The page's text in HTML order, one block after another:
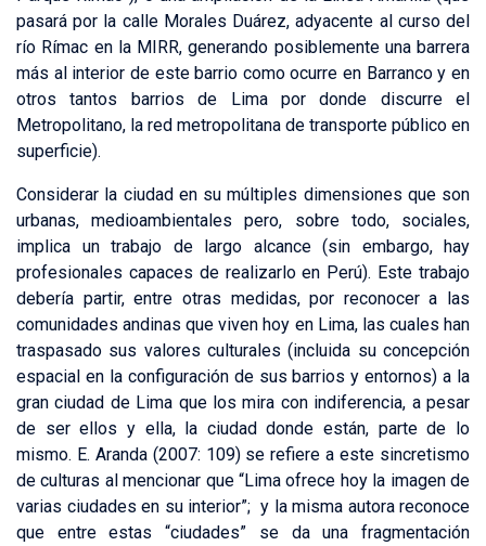
pasará por la calle Morales Duárez, adyacente al curso del
río Rímac en la MIRR, generando posiblemente una barrera
más al interior de este barrio como ocurre en Barranco y en
otros tantos barrios de Lima por donde discurre el
Metropolitano, la red metropolitana de transporte público en
superficie).
Considerar la ciudad en su múltiples dimensiones que son
urbanas, medioambientales pero, sobre todo, sociales,
implica un trabajo de largo alcance (sin embargo, hay
profesionales capaces de realizarlo en Perú). Este trabajo
debería partir, entre otras medidas, por reconocer a las
comunidades andinas que viven hoy en Lima, las cuales han
traspasado sus valores culturales (incluida su concepción
espacial en la configuración de sus barrios y entornos) a la
gran ciudad de Lima que los mira con indiferencia, a pesar
de ser ellos y ella, la ciudad donde están, parte de lo
mismo. E. Aranda (2007: 109) se refiere a este sincretismo
de culturas al mencionar que “Lima ofrece hoy la imagen de
varias ciudades en su interior”; y la misma autora reconoce
que entre estas “ciudades” se da una fragmentación